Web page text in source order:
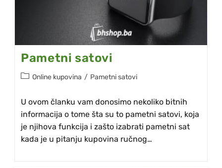
Pametni satovi
Online kupovina / Pametni satovi
U ovom članku vam donosimo nekoliko bitnih
informacija o tome šta su to pametni satovi, koja
je njihova funkcija i zašto izabrati pametni sat
kada je u pitanju kupovina ručnog…